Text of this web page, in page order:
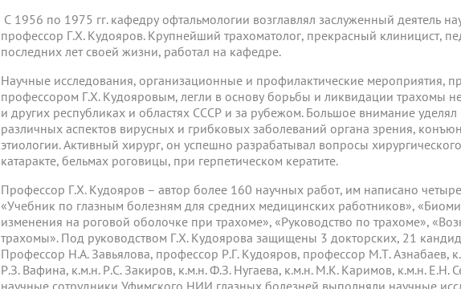
С 1956 по 1975 гг. кафедру офтальмологии возглавлял заслуженный деятель
профессор Г.Х. Кудояров. Крупнейший трахоматолог, прекрасный клиницист,
последних лет своей жизни, работал на кафедре.
Научные исследования, организационные и профилактические мероприятия,
профессором Г.Х. Кудояровым, легли в основу борьбы и ликвидации трахомы
и других республиках и областях СССР и за рубежом. Большое внимание
различных аспектов вирусных и грибковых заболеваний органа зрения,
этиологии. Активный хирург, он успешно разрабатывал вопросы
катаракте, бельмах роговицы, при герпетическом кератите.
Профессор Г.Х. Кудояров – автор более 160 научных работ, им написано
«Учебник по глазным болезням для средних медицинских работников»,
изменения на роговой оболочке при трахоме», «Руководство по трахоме»,
трахомы». Под руководством Г.Х. Кудоярова защищены 3 докторских, 21
Профессор Н.А. Завьялова, профессор Р.Г. Кудояров, профессор М.Т. Азнабаев,
Р.З. Вафина, к.м.н. Р.С. Закиров, к.м.н. Ф.З. Нугаева, к.м.н. М.К. Каримов, к.м.н. Е.Н.